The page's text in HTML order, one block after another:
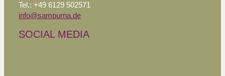
Tel.: +49 6129 502571
info@sampurna.de
SOCIAL MEDIA